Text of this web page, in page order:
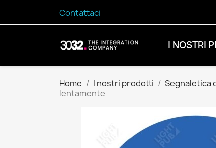
Contattaci
I NOSTRI
Home I nostri prodotti Segnaletica
lentamente